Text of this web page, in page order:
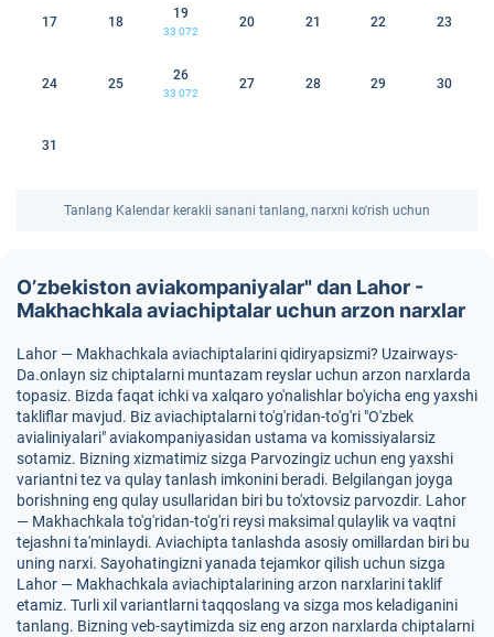
17 18
19
33 072
20 21 22 23
24 25
26
33 072
27 28 29 30
31
Tanlang Kalendar kerakli sanani tanlang, narxni ko'rish uchun
O’zbekiston aviakompaniyalar" dan Lahor -
Makhachkala aviachiptalar uchun arzon narxlar
Lahor — Makhachkala aviachiptalarini qidiryapsizmi? Uzairways-
Da.onlayn siz chiptalarni muntazam reyslar uchun arzon narxlarda
topasiz. Bizda faqat ichki va xalqaro yo'nalishlar bo'yicha eng yaxshi
takliflar mavjud. Biz aviachiptalarni to'g'ridan-to'g'ri "O'zbek
avialiniyalari" aviakompaniyasidan ustama va komissiyalarsiz
sotamiz. Bizning xizmatimiz sizga Parvozingiz uchun eng yaxshi
variantni tez va qulay tanlash imkonini beradi. Belgilangan joyga
borishning eng qulay usullaridan biri bu to'xtovsiz parvozdir. Lahor
— Makhachkala to'g'ridan-to'g'ri reysi maksimal qulaylik va vaqtni
tejashni ta'minlaydi. Aviachipta tanlashda asosiy omillardan biri bu
uning narxi. Sayohatingizni yanada tejamkor qilish uchun sizga
Lahor — Makhachkala aviachiptalarining arzon narxlarini taklif
etamiz. Turli xil variantlarni taqqoslang va sizga mos keladiganini
tanlang. Bizning veb-saytimizda siz eng arzon narxlarda chiptalarni